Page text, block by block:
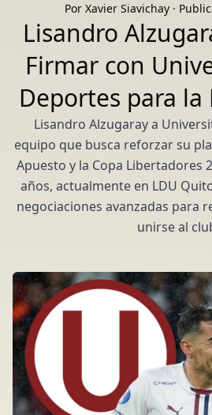
Por Xavier Siavichay ·
Lisandro
Firmar con
Deportes para la
Lisandro Alzugaray a
equipo que busca reforzar su
Apuesto y la Copa Libertadores
años, actualmente en LDU
negociaciones avanzadas para
unirse al